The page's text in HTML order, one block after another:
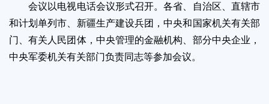
会议以电视电话会议形式召开。各省、自治区、直辖市
和计划单列市、新疆生产建设兵团，中央和国家机关有关部
门、有关人民团体，中央管理的金融机构、部分中央企业，
中央军委机关有关部门负责同志等参加会议。